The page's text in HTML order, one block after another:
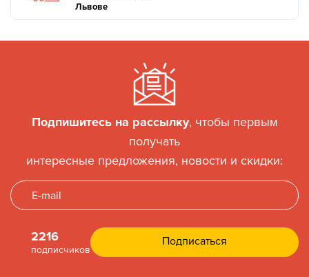
Львове
Подпишитесь на рассылку, чтобы первым
получать
интересные предложения, новости и скидки:
2216
подписчиков